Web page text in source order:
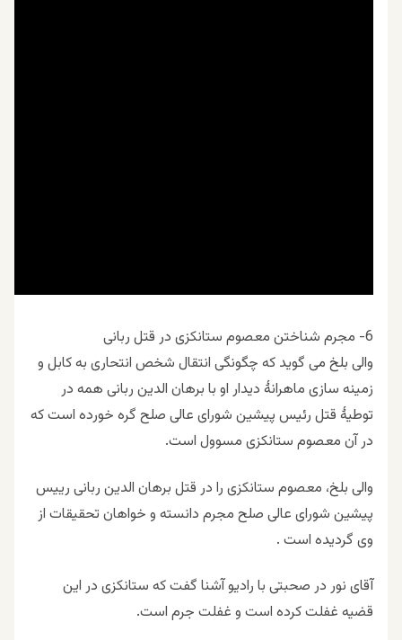
6- مجرم شناختن معصوم ستانکزی در قتل ربانی
والی بلخ می گوید که چگونگی انتقال شخص انتحاری به کابل و
زمینه سازی ماهرانۀ دیدار او با برهان الدین ربانی همه در
توطیۀ قتل رئیس پیشین شورای عالی صلح گره خورده است که
در آن معصوم ستانکزی مسوول است.
والی بلخ، معصوم ستانکزی را در قتل برهان الدین ربانی رییس
پیشین شورای عالی صلح مجرم دانسته و خواهان تحقیقات از
وی گردیده است .
آقای نور در صحبتی با رادیو آشنا گفت که ستانکزی در این
قضیه غفلت کرده است و غفلت جرم است.